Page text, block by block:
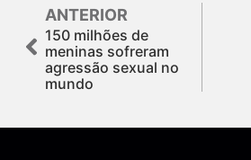
ANTERIOR
150 milhões de
meninas sofreram
agressão sexual no
mundo